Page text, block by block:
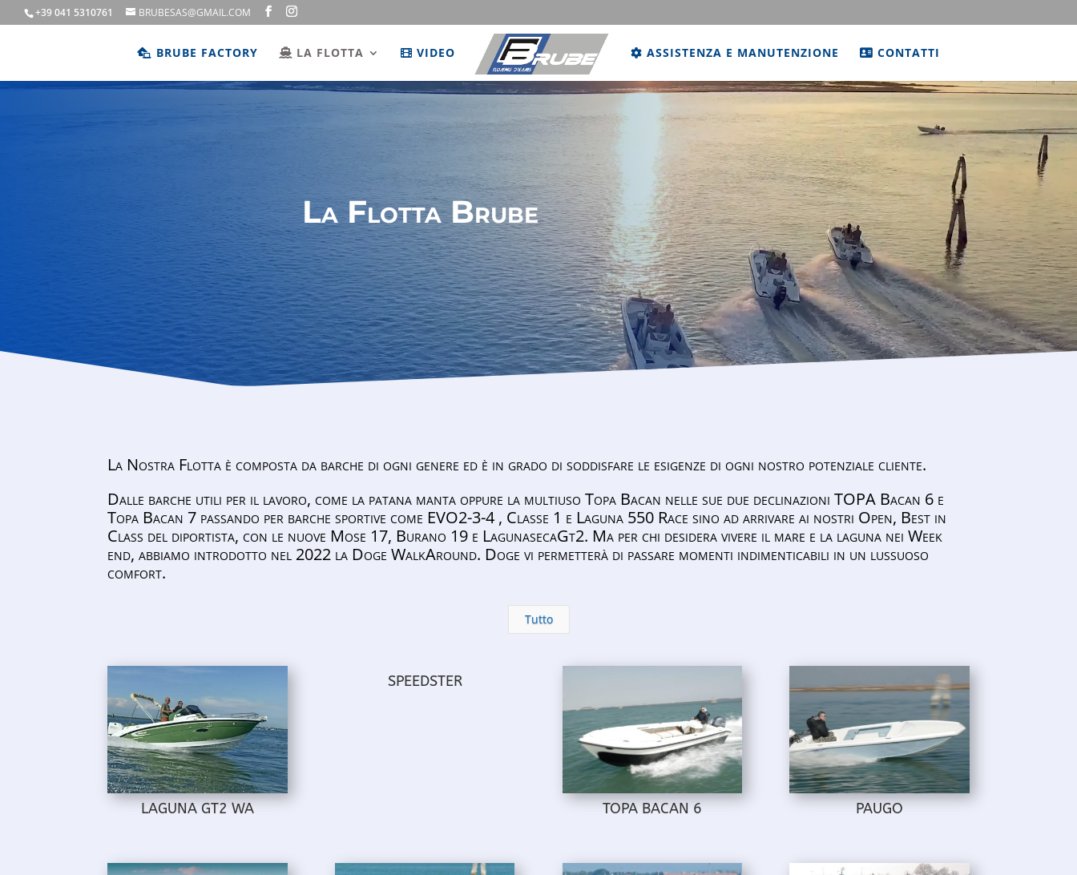
+39 041 5310761 BRUBESAS@GMAIL.COM
BRUBE FACTORY LA FLOTTA VIDEO ASSISTENZA E MANUTENZIONE CONTATTI
La Flotta Brube
La Nostra Flotta è composta da barche di ogni genere ed è in grado di soddisfare le esigenze di ogni nostro potenziale cliente.
Dalle barche utili per il lavoro, come la patana manta oppure la multiuso Topa Bacan nelle sue due declinazioni TOPA Bacan 6 e
Topa Bacan 7 passando per barche sportive come EVO2-3-4 , Classe 1 e Laguna 550 Race sino ad arrivare ai nostri Open, Best in
Class del diportista, con le nuove Mose 17, Burano 19 e LagunasecaGt2. Ma per chi desidera vivere il mare e la laguna nei Week
end, abbiamo introdotto nel 2022 la Doge WalkAround. Doge vi permetterà di passare momenti indimenticabili in un lussuoso
comfort.
Tutto
LAGUNA GT2 WA
SPEEDSTER
TOPA BACAN 6 PAUGO